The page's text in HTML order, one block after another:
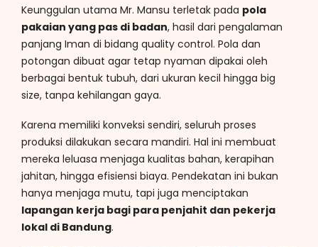
Keunggulan utama Mr. Mansu terletak pada pola
pakaian yang pas di badan, hasil dari pengalaman
panjang Iman di bidang quality control. Pola dan
potongan dibuat agar tetap nyaman dipakai oleh
berbagai bentuk tubuh, dari ukuran kecil hingga big
size, tanpa kehilangan gaya.
Karena memiliki konveksi sendiri, seluruh proses
produksi dilakukan secara mandiri. Hal ini membuat
mereka leluasa menjaga kualitas bahan, kerapihan
jahitan, hingga efisiensi biaya. Pendekatan ini bukan
hanya menjaga mutu, tapi juga menciptakan
lapangan kerja bagi para penjahit dan pekerja
lokal di Bandung.